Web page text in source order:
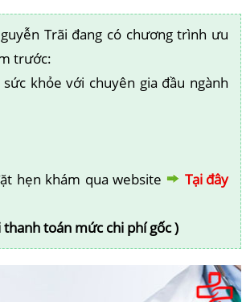
Trãi đang có chương trình ưu
trước:
khỏe với chuyên gia đầu ngành
hẹn khám qua website
Tại đây
toán mức chi phí gốc )